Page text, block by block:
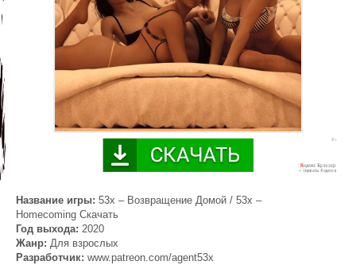
Название игры: 53x – Возвращение Домой / 53x –
Homecoming Скачать
Год выхода: 2020
Жанр: Для взрослых
Разработчик: www.patreon.com/agent53x